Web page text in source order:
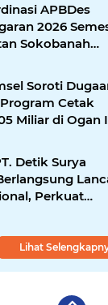
APBDes
2026
Sokobanah
Soroti
Cetak
Miliar di Ogan
Pertanian
Detik Surya
Perkuat
Wartawan
Lihat